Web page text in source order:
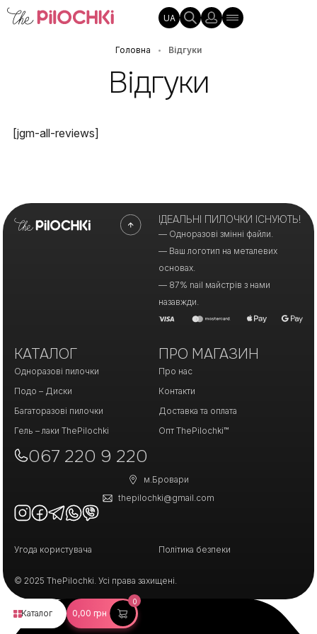
UA
Каталог 0,00 грн
0
Головна • Відгуки
Відгуки
[jgm-all-reviews]
ІДЕАЛЬНІ ПИЛОЧКИ ІСНУЮТЬ!
— Одноразові змінні файли.
— Ваш логотип на металевих
основах.
— 87% nail майстрів з нами
назавжди.
КАТАЛОГ
Одноразові пилочки
Подо – Диски
Багаторазові пилочки
Гель – лаки ThePilochki
ПРО МАГАЗИН
Про нас
Контакти
Доставка та оплата
Опт ThePilochki™
067 220 9 220
м.Бровари
thepilochki@gmail.com
Угода користувача Політика безпеки
© 2025 ThePilochki. Усі права захищені.